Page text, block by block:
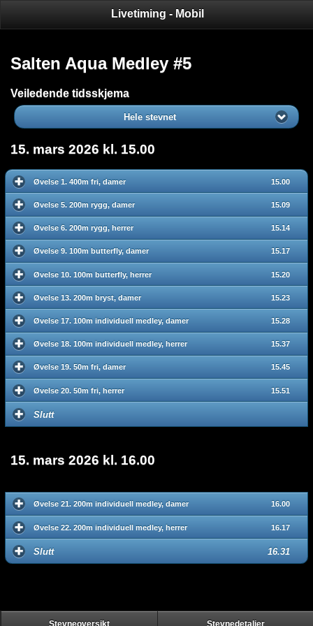
Livetiming - Mobil
Salten Aqua Medley #5
Veiledende tidsskjema
Hele stevnet
15. mars 2026 kl. 15.00
Øvelse 1. 400m fri, damer 15.00
Øvelse 5. 200m rygg, damer 15.09
Øvelse 6. 200m rygg, herrer 15.14
Øvelse 9. 100m butterfly, damer 15.17
Øvelse 10. 100m butterfly, herrer 15.20
Øvelse 13. 200m bryst, damer 15.23
Øvelse 17. 100m individuell medley, damer 15.28
Øvelse 18. 100m individuell medley, herrer 15.37
Øvelse 19. 50m fri, damer 15.45
Øvelse 20. 50m fri, herrer 15.51
Slutt
15. mars 2026 kl. 16.00
Øvelse 21. 200m individuell medley, damer 16.00
Øvelse 22. 200m individuell medley, herrer 16.17
Slutt 16.31
Stevneoversikt Stevnedetaljer